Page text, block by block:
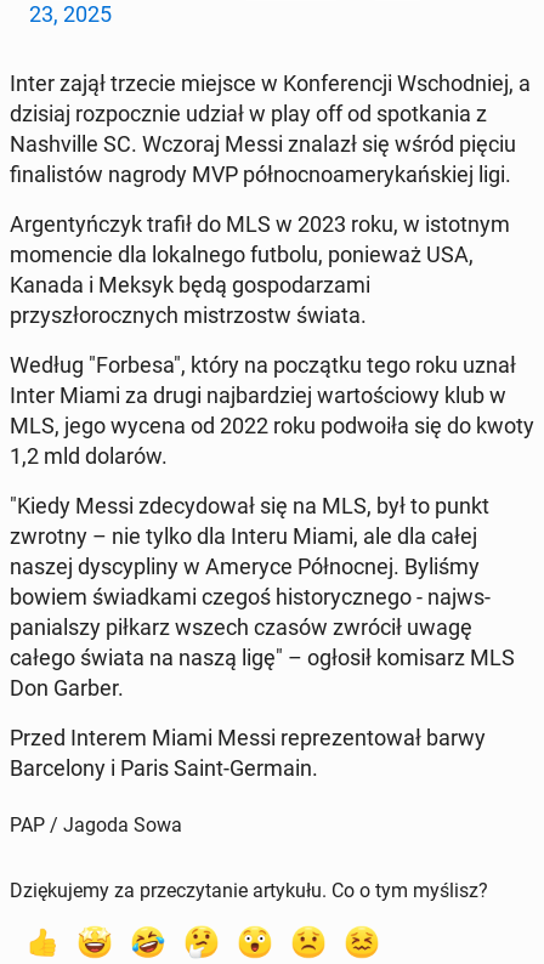
23, 2025
Inter zajął trzecie miejsce w Kon­fer­encji Wschod­niej, a
dzisiaj rozpocznie udział w play off od spotka­nia z
Nashville SC. Wczoraj Messi znalazł się wśród pięciu
fi­nal­istów nagrody MVP północ­noamerykańskiej ligi.
Ar­gen­tyńczyk trafił do MLS w 2023 roku, w is­tot­nym
mo­men­cie dla lokalnego futbolu, ponieważ USA,
Kanada i Meksyk będą gospo­darza­mi
przyszłorocznych mis­tr­zostw świata.
Według "Forbesa", który na początku tego roku uznał
Inter Miami za drugi na­jbardziej wartoś­ciowy klub w
MLS, jego wycena od 2022 roku pod­woiła się do kwoty
1,2 mld dolarów.
"Kiedy Messi zde­cy­dował się na MLS, był to punkt
zwrotny – nie tylko dla Interu Miami, ale dla całej
naszej dyscy­pliny w Ameryce Północ­nej. Byliśmy
bowiem świad­ka­mi czegoś his­to­rycznego - na­jws­
panial­szy piłkarz wszech czasów zwrócił uwagę
całego świata na naszą ligę" – ogłosił komis­arz MLS
Don Garber.
Przed Interem Miami Messi reprezen­tował barwy
Barcelony i Paris Saint-Germain.
PAP / Jagoda Sowa
Dziękujemy za przeczytanie artykułu. Co o tym myślisz?